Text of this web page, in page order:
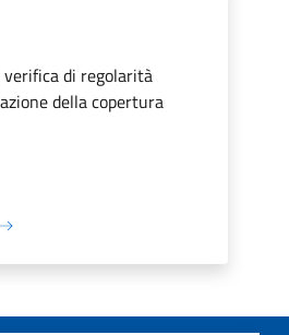
di regolarità
della copertura